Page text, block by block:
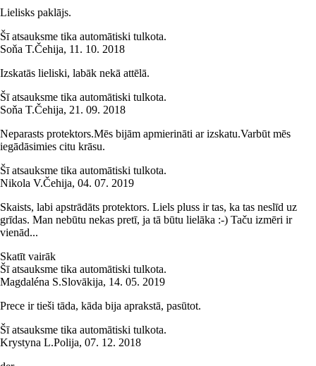
Lielisks paklājs.
Šī atsauksme tika automātiski tulkota.
Soňa T.Čehija, 11. 10. 2018
Izskatās lieliski, labāk nekā attēlā.
Šī atsauksme tika automātiski tulkota.
Soňa T.Čehija, 21. 09. 2018
Neparasts protektors.Mēs bijām apmierināti ar izskatu.Varbūt mēs
iegādāsimies citu krāsu.
Šī atsauksme tika automātiski tulkota.
Nikola V.Čehija, 04. 07. 2019
Skaists, labi apstrādāts protektors. Liels pluss ir tas, ka tas neslīd uz
grīdas. Man nebūtu nekas pretī, ja tā būtu lielāka :-) Taču izmēri ir
vienād...
Skatīt vairāk
Šī atsauksme tika automātiski tulkota.
Magdaléna S.Slovākija, 14. 05. 2019
Prece ir tieši tāda, kāda bija aprakstā, pasūtot.
Šī atsauksme tika automātiski tulkota.
Krystyna L.Polija, 07. 12. 2018